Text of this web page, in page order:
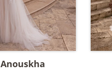
Anouskha